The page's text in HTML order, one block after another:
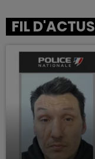
FIL D'ACTUS